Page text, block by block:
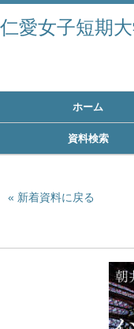
仁愛女子短期
ホーム
資料検索
新着資料に戻る